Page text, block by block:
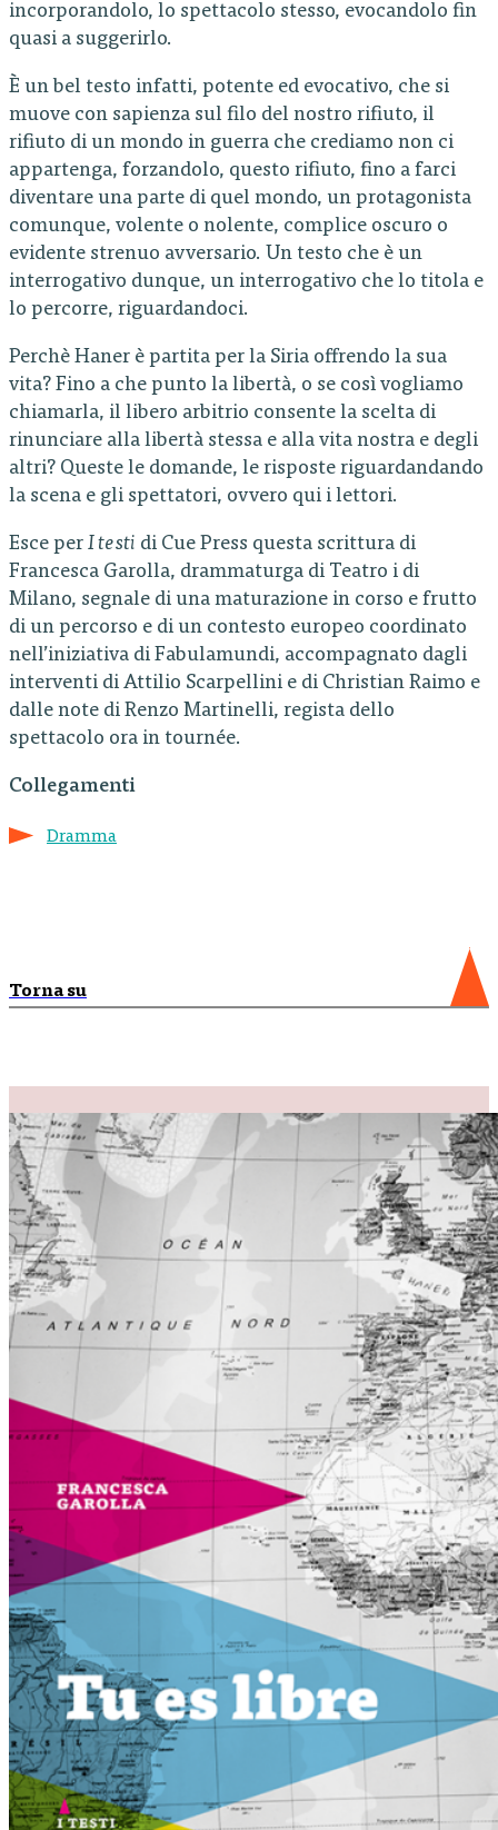
incorporandolo, lo spettacolo stesso, evocandolo fin
quasi a suggerirlo.
È un bel testo infatti, potente ed evocativo, che si
muove con sapienza sul filo del nostro rifiuto, il
rifiuto di un mondo in guerra che crediamo non ci
appartenga, forzandolo, questo rifiuto, fino a farci
diventare una parte di quel mondo, un protagonista
comunque, volente o nolente, complice oscuro o
evidente strenuo avversario. Un testo che è un
interrogativo dunque, un interrogativo che lo titola e
lo percorre, riguardandoci.
Perchè Haner è partita per la Siria offrendo la sua
vita? Fino a che punto la libertà, o se così vogliamo
chiamarla, il libero arbitrio consente la scelta di
rinunciare alla libertà stessa e alla vita nostra e degli
altri? Queste le domande, le risposte riguardandando
la scena e gli spettatori, ovvero qui i lettori.
Esce per I testi di Cue Press questa scrittura di
Francesca Garolla, drammaturga di Teatro i di
Milano, segnale di una maturazione in corso e frutto
di un percorso e di un contesto europeo coordinato
nell’iniziativa di Fabulamundi, accompagnato dagli
interventi di Attilio Scarpellini e di Christian Raimo e
dalle note di Renzo Martinelli, regista dello
spettacolo ora in tournée.
Collegamenti
Dramma
Torna su